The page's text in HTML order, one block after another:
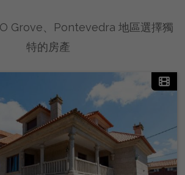
Grove、Pontevedra 地區選擇獨
特的房產